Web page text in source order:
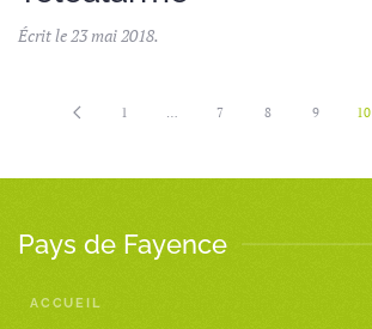
Écrit le23 mai 2018.
1 7 8 9 10
Pays de Fayence
ACCUEIL